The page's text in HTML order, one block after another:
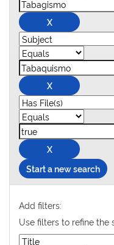
Start a new search
Add filters:
Use filters to refine the